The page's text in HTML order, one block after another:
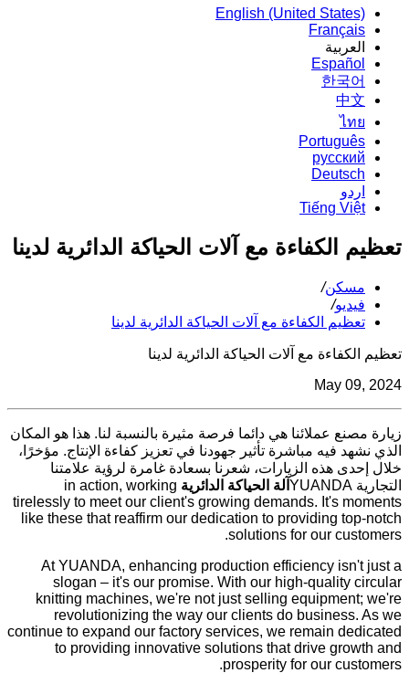
English (United States)
Français
العربية
Español
한국어
中文
ไทย
Português
русский
Deutsch
اردو
Tiếng Việt
تعظيم الكفاءة مع آلات الحياكة الدائرية لدينا
مسكن/
فيديو/
تعظيم الكفاءة مع آلات الحياكة الدائرية لدينا
تعظيم الكفاءة مع آلات الحياكة الدائرية لدينا
May 09, 2024
زيارة مصنع عملائنا هي دائما فرصة مثيرة بالنسبة لنا. هذا هو المكان
الذي نشهد فيه مباشرة تأثير جهودنا في تعزيز كفاءة الإنتاج. مؤخرًا،
خلال إحدى هذه الزيارات، شعرنا بسعادة غامرة لرؤية علامتنا
التجارية YUANDA
آلة الحياكة الدائرية in action, working
tirelessly to meet our client's growing demands. It's moments
like these that reaffirm our dedication to providing top-notch
solutions for our customers.
At YUANDA, enhancing production efficiency isn't just a
slogan – it's our promise. With our high-quality circular
knitting machines, we're not just selling equipment; we're
revolutionizing the way our clients do business. As we
continue to expand our factory services, we remain dedicated
to providing innovative solutions that drive growth and
prosperity for our customers.